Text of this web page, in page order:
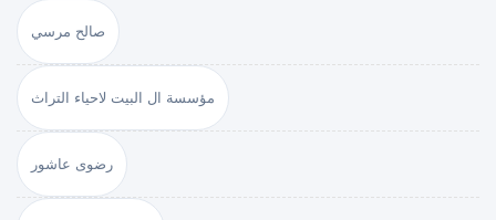
صالح مرسي
مؤسسة ال البيت لاحياء التراث
رضوى عاشور